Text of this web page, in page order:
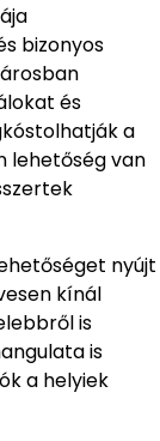
bizonyos
és
a
lehetőség van
nyújt
kínál
is
is
a helyiek